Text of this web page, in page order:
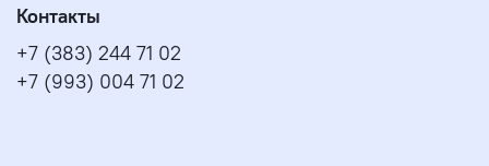
Контакты
+7 (383) 244 71 02
+7 (993) 004 71 02